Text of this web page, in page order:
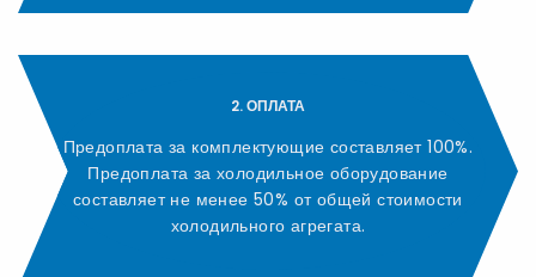
2. ОПЛАТА
Предоплата за комплектующие составляет 100%.
Предоплата за холодильное оборудование
составляет не менее 50% от общей стоимости
холодильного агрегата.